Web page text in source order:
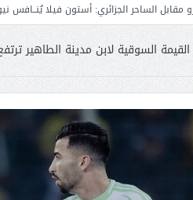
القيمة السوقية لابن مدينة الطاهير